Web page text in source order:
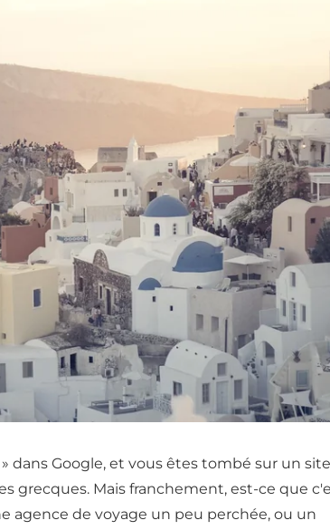
dans Google, et vous êtes tombé sur un
grecques. Mais franchement, est-ce que
agence de voyage un peu perchée, ou un